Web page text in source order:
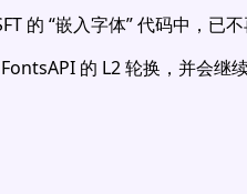
的 “嵌入字体” 代码中，已不
的 L2 轮换，并会继